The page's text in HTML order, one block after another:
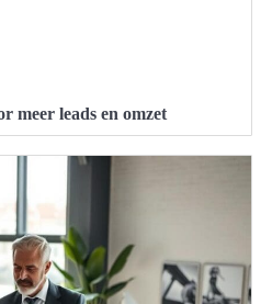
meer leads en omzet